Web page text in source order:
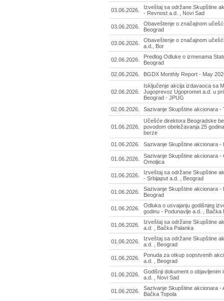
03.06.2026.
Izveštaj sa održane Skupštine
- Revnost a.d. , Novi Sad
03.06.2026.
Obaveštenje o značajnom
Beograd
03.06.2026.
Obaveštenje o značajnom
a.d., Bor
02.06.2026.
Predlog Odluke o izmenama
Beograd
02.06.2026.
BGDX Monthly Report - May
02.06.2026.
Isključenje akcija izdavaoca sa
Jugoprevoz Ugopromet a.d. u
Beograd - JPUG
02.06.2026.
Sazivanje Skupštine akcionara -
01.06.2026.
Učešće direktora Beogradske
povodom obeležavanja 25
berze
01.06.2026.
Sazivanje Skupštine akcionara -
01.06.2026.
Sazivanje Skupštine akcionara -
Omoljica
01.06.2026.
Izveštaj sa održane Skupštine
- Srbijaput a.d. , Beograd
01.06.2026.
Sazivanje Skupštine akcionara -
Beograd
01.06.2026.
Odluka o usvajanju godišnjeg
godinu - Podunavlje a.d. , Bačka
01.06.2026.
Izveštaj sa održane Skupštine
a.d. , Bačka Palanka
01.06.2026.
Izveštaj sa održane Skupštine
a.d. , Beograd
01.06.2026.
Ponuda za otkup sopstvenih
a.d. , Beograd
01.06.2026.
Godišnji dokument o objavljenim
a.d. , Novi Sad
01.06.2026.
Sazivanje Skupštine akcionara -
Bačka Topola